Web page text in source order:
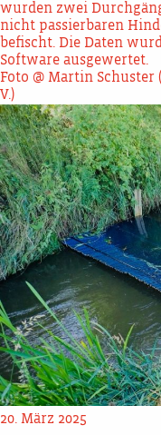
wurden zwei
nicht passierbaren
befischt. Die Daten
Software ausgewertet.
Foto @ Martin Schuster
V.)
20. März 2025